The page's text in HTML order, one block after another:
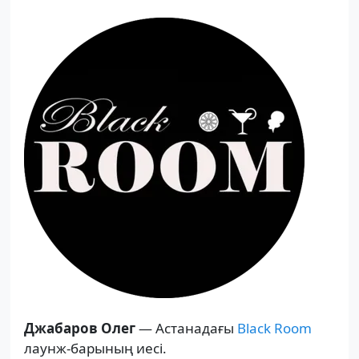
Джабаров Олег— Астанадағы Black Room
лаунж-барының иесі.